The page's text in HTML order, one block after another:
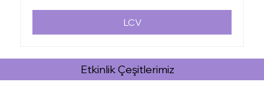
LCV
Etkinlik Çeşitlerimiz